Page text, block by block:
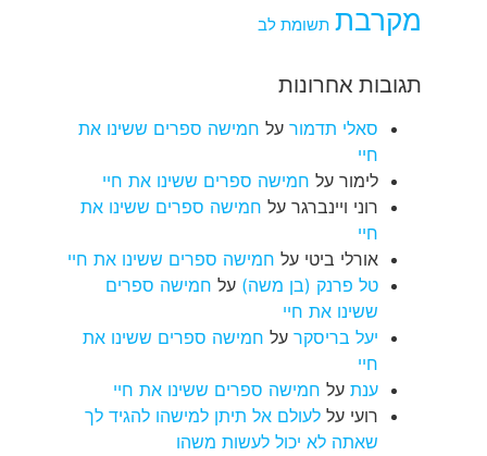
מקרבת תשומת לב
תגובות אחרונות
סאלי תדמור על חמישה ספרים ששינו את
חיי
לימור על חמישה ספרים ששינו את חיי
רוני ויינברגר על חמישה ספרים ששינו את
חיי
אורלי ביטי על חמישה ספרים ששינו את חיי
טל פרנק (בן משה) על חמישה ספרים
ששינו את חיי
יעל בריסקר על חמישה ספרים ששינו את
חיי
ענת על חמישה ספרים ששינו את חיי
רועי על לעולם אל תיתן למישהו להגיד לך
שאתה לא יכול לעשות משהו